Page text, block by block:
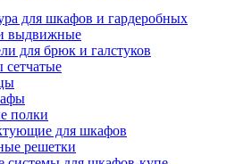
для шкафов и гардеробных
выдвижные
для брюк и галстуков
сетчатые
полки
для шкафов
решетки